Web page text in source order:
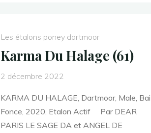
Les étalons poney dartmoor
Karma Du Halage (61)
2 décembre 2022
KARMA DU HALAGE, Dartmoor, Male, Bai
Fonce, 2020, Etalon Actif Par DEAR
PARIS LE SAGE DA et ANGEL DE